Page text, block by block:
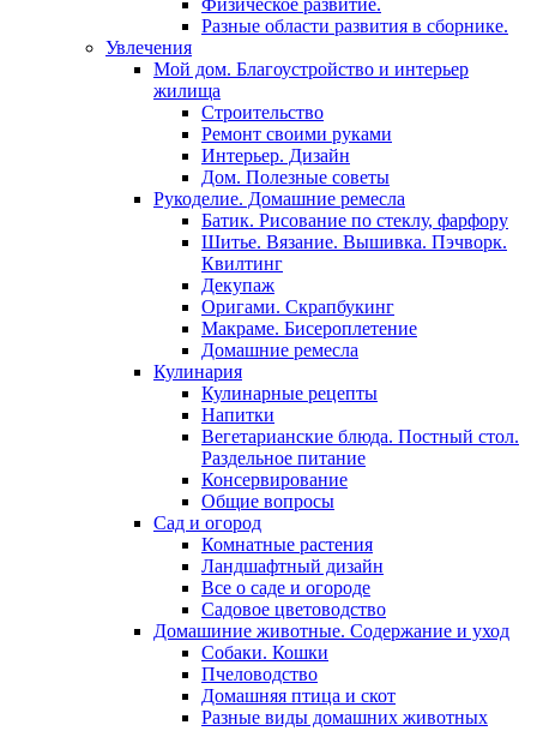
Физическое развитие.
Разные области развития в сборнике.
Увлечения
Мой дом. Благоустройство и интерьер
жилища
Строительство
Ремонт своими руками
Интерьер. Дизайн
Дом. Полезные советы
Рукоделие. Домашние ремесла
Батик. Рисование по стеклу, фарфору
Шитье. Вязание. Вышивка. Пэчворк.
Квилтинг
Декупаж
Оригами. Скрапбукинг
Макраме. Бисероплетение
Домашние ремесла
Кулинария
Кулинарные рецепты
Напитки
Вегетарианские блюда. Постный стол.
Раздельное питание
Консервирование
Общие вопросы
Сад и огород
Комнатные растения
Ландшафтный дизайн
Все о саде и огороде
Садовое цветоводство
Домашиние животные. Содержание и уход
Собаки. Кошки
Пчеловодство
Домашняя птица и скот
Разные виды домашних животных